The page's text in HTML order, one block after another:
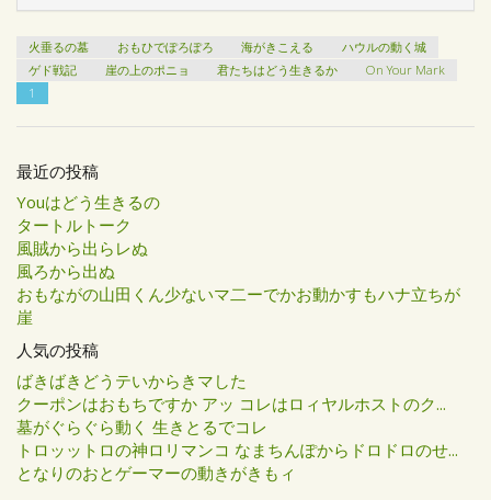
火垂るの墓 おもひでぽろぽろ 海がきこえる
ハウルの動く城
ゲド戦記
崖の上のポニョ 君たちはどう生きるか
On Your Mark
1
最近の投稿
Youはどう生きるの
タートルトーク
風賊から出らレぬ
風ろから出ぬ
おもながの山田くん少ないマ二ーでかお動かすもハナ立ちが
崖
人気の投稿
ばきばきどうテいからきマした
クーポンはおもちですか アッ コレはロィヤルホストのク...
墓がぐらぐら動く 生きとるでコレ
トロッットロの神ロリマンコ なまちんぽからドロドロのせ...
となりのおとゲーマーの動きがきもィ